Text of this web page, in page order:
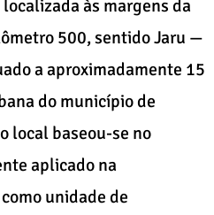
às margens da
500, sentido Jaru —
a aproximadamente 15
do município de
local baseou-se no
aplicado na
unidade de